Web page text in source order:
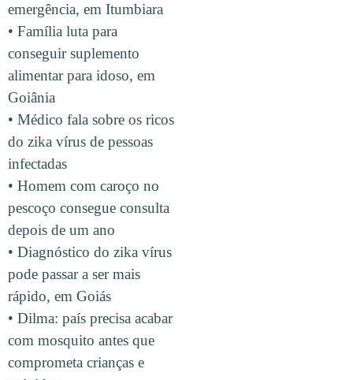
emergência, em Itumbiara
• Família luta para
conseguir suplemento
alimentar para idoso, em
Goiânia
• Médico fala sobre os ricos
do zika vírus de pessoas
infectadas
• Homem com caroço no
pescoço consegue consulta
depois de um ano
• Diagnóstico do zika vírus
pode passar a ser mais
rápido, em Goiás
• Dilma: país precisa acabar
com mosquito antes que
comprometa crianças e